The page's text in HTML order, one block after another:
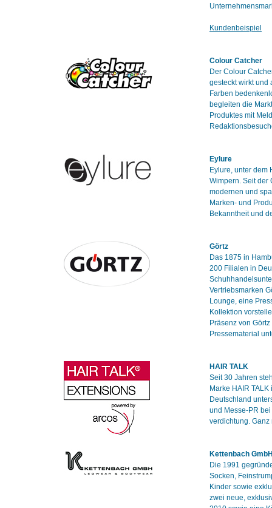
Kundenbeispiel
Colour Catcher
Der Colour
gesteckt wirkt und
Farben
begleiten die
Produktes mit
Eylure
Eylure, unter dem
Wimpern. Seit der
modernen und
Marken- und
Bekanntheit und
Görtz
Das 1875 in
200 Filialen in
Vertriebsmarken
Lounge, eine
Kollektion
Präsenz von
Pressematerial
HAIR TALK
Seit 30 Jahren
Marke HAIR
Deutschland
und Messe-PR
verdichtung. Ganz
Kettenbach
Die 1991
Socken,
Kinder sowie
zwei neue,